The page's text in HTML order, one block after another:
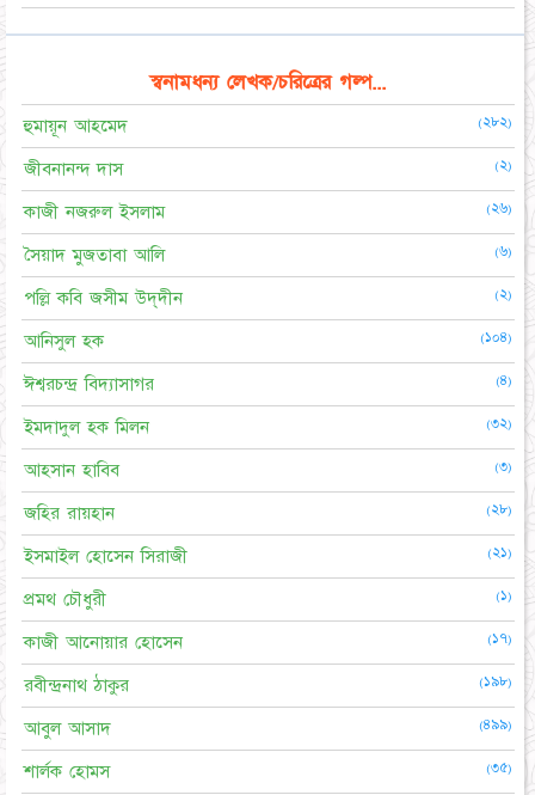
স্বনামধন্য লেখক/চরিত্রের গল্প...
হুমায়ূন আহমেদ (২৮২)
জীবনানন্দ দাস (২)
কাজী নজরুল ইসলাম (২৬)
সৈয়াদ মুজতাবা আলি (৬)
পল্লি কবি জসীম উদ্‌দীন (২)
আনিসুল হক (১০৪)
ঈশ্বরচন্দ্র বিদ্যাসাগর (৪)
ইমদাদুল হক মিলন (৩২)
আহসান হাবিব (৩)
জহির রায়হান (২৮)
ইসমাইল হোসেন সিরাজী (২১)
প্রমথ চৌধুরী (১)
কাজী আনোয়ার হোসেন (১৭)
রবীন্দ্রনাথ ঠাকুর (১৯৮)
আবুল আসাদ (৪৯৯)
শার্লক হোমস (৩৫)